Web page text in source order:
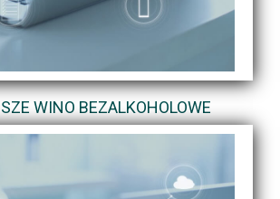
WINO BEZALKOHOLOWE